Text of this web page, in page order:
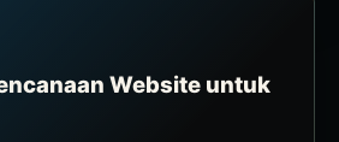
Website untuk